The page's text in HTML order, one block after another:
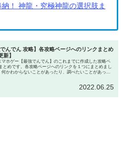
納！ 神龍・究極神龍の選択肢ま
でんでん 攻略】各攻略ページへのリンクまとめ
新】
マホゲー【最強でんでん】のこれまでに作成した攻略ペ
とめです。各攻略ページへのリンクを１つにまとめまし
何かわからないことがあったり、調べたいことがあった
2022.06.25